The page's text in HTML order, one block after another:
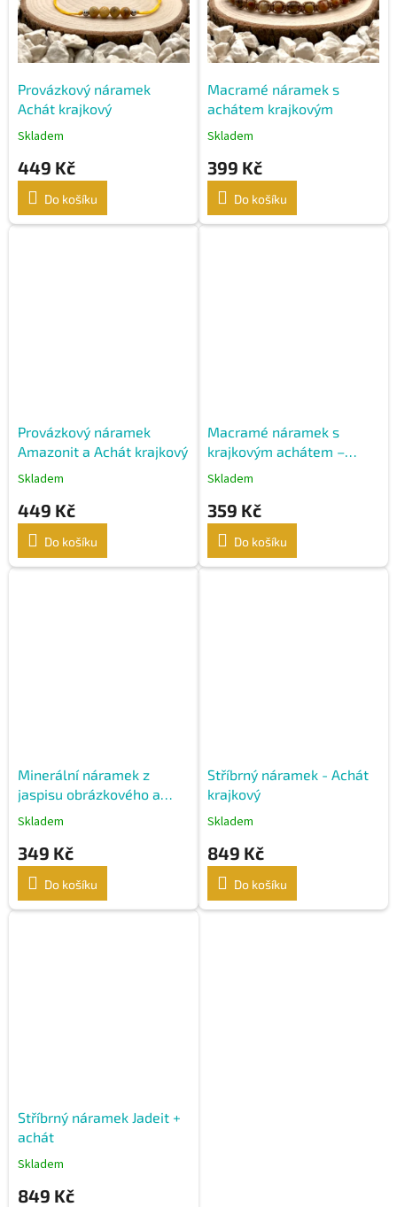
Provázkový náramek
Achát krajkový
Skladem
449 Kč
Do košíku
Macramé náramek s
achátem krajkovým
Skladem
399 Kč
Do košíku
Provázkový náramek
Amazonit a Achát krajkový
Skladem
449 Kč
Do košíku
Macramé náramek s
krajkovým achátem –
hnědý uzlovaný šperk
Skladem
359 Kč
Do košíku
Minerální náramek z
jaspisu obrázkového a
achátu krajkového
Skladem
349 Kč
Do košíku
Stříbrný náramek - Achát
krajkový
Skladem
849 Kč
Do košíku
Stříbrný náramek Jadeit +
achát
Skladem
849 Kč